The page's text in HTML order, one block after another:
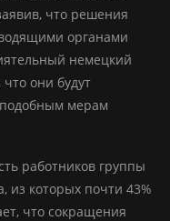
что решения
органами
немецкий
они будут
мерам
работников группы
из которых почти 43%
что сокращения